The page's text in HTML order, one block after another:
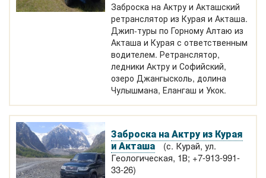
Заброска на Актру и Акташский
ретранслятор из Курая и Акташа.
Джип-туры по Горному Алтаю из
Акташа и Курая с ответственным
водителем. Ретранслятор,
ледники Актру и Софийский,
озеро Джангысколь, долина
Чулышмана, Елангаш и Укок.
Заброска на Актру из Курая
и Акташа
(с. Курай, ул.
Геологическая, 1В; +7-913-991-
33-26)